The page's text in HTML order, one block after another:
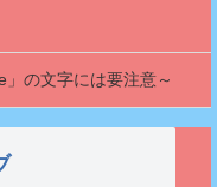
の文字には要注意～